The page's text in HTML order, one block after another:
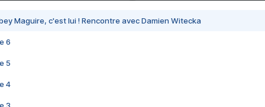
Maguire, c'est lui ! Rencontre avec Damien Witecka
6
5
4